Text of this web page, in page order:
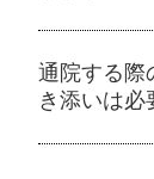
通院する際
き添いは必